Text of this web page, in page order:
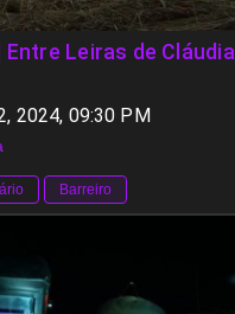
Entre Leiras de Cláudia
2024, 09:30 PM
Barreiro